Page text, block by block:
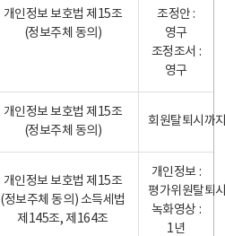
개인정보 보호법 제15조
(정보주체 동의)
조정안 :
영구
조정조서 :
영구
개인정보 보호법 제15조
(정보주체 동의)
회원탈퇴시까
개인정보 보호법 제15조
(정보주체 동의) 소득세법
제145조, 제164조
개인정보 :
평가위원탈퇴
녹화영상 :
1년